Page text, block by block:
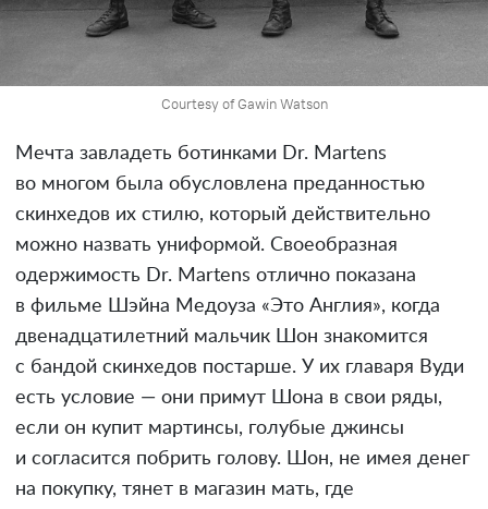
Courtesy of Gawin Watson
Мечта завладеть ботинками Dr. Martens
во многом была обусловлена преданностью
скинхедов их стилю, который действительно
можно назвать униформой. Своеобразная
одержимость Dr. Martens отлично показана
в фильме Шэйна Медоуза «Это Англия», когда
двенадцатилетний мальчик Шон знакомится
с бандой скинхедов постарше. У их главаря Вуди
есть условие — они примут Шона в свои ряды,
если он купит мартинсы, голубые джинсы
и согласится побрить голову. Шон, не имея денег
на покупку, тянет в магазин мать, где